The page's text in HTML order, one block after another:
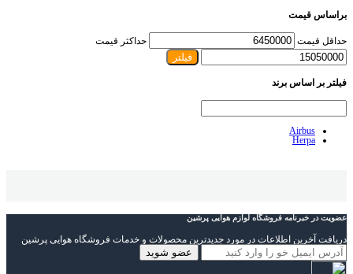
براساس قیمت
حداقل قیمت حداکثر قیمت
فیلتر
فیلتر بر اساس برند
Airbus
Herpa
عضویت در خبرنامه فروشگاه لوازم هوایی پرشین
دریافت آخرین اطلاعات در مورد جدیدترین محصولات و خدمات فروشگاه هوایی پرشین